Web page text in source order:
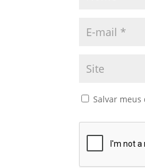
Salvar